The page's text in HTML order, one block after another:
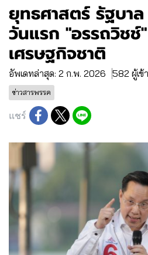
ยุทธศาสตร์ รัฐบา
วันแรก "อรรถวิช
เศรษฐกิจชาติ
อัพเดทล่าสุด: 2 ก.พ. 2026 582 ผู้เข้
ข่าวสารพรรค
แชร์